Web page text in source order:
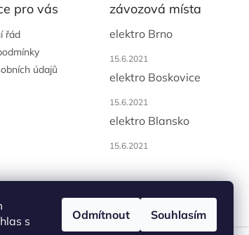
s
Odmítnout Souhlasím
pro vás
řád
údajů
závozová místa
elektro Brno
15.6.2021
elektro Boskovice
15.6.2021
elektro Blansko
15.6.2021